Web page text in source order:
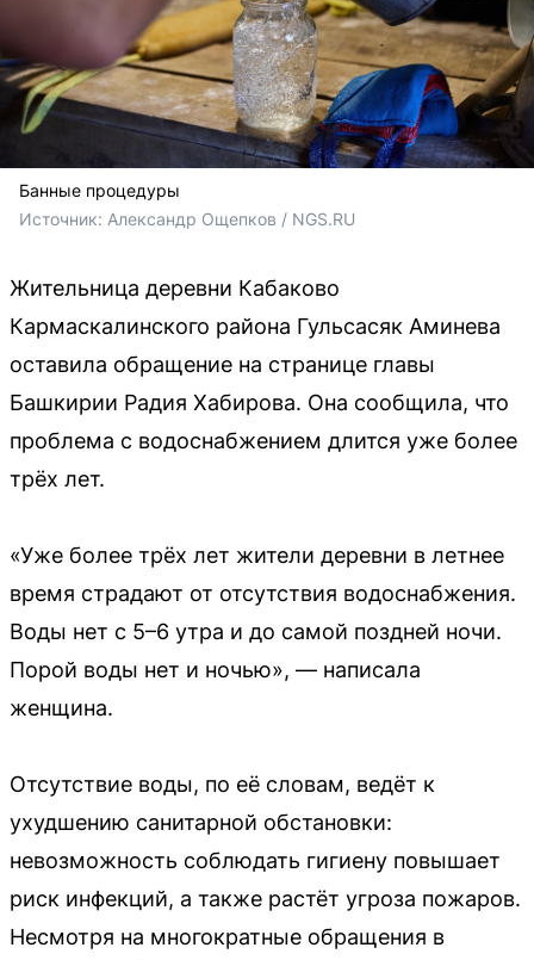
Банные процедуры
Источник: Александр Ощепков / NGS.RU
Жительница деревни Кабаково
Кармаскалинского района Гульсасяк Аминева
оставила обращение на странице главы
Башкирии Радия Хабирова. Она сообщила, что
проблема с водоснабжением длится уже более
трёх лет.
«Уже более трёх лет жители деревни в летнее
время страдают от отсутствия водоснабжения.
Воды нет с 5–6 утра и до самой поздней ночи.
Порой воды нет и ночью», — написала
женщина.
Отсутствие воды, по её словам, ведёт к
ухудшению санитарной обстановки:
невозможность соблюдать гигиену повышает
риск инфекций, а также растёт угроза пожаров.
Несмотря на многократные обращения в